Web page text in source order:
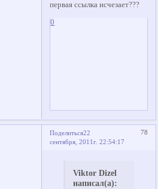
первая ссылка исчезает???
0
Поделиться 78
22
сентября, 2011г. 22:54:17
Viktor Dizel
написал(а):